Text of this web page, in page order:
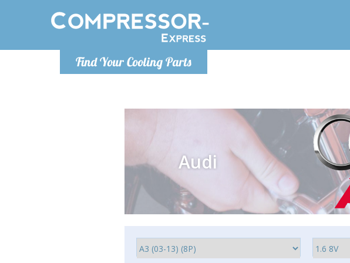
Find Your Cooling Parts
Pondělí-Pátek 9-17h
Audi